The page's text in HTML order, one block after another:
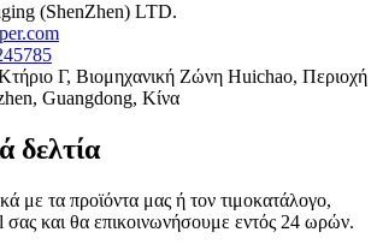
(ShenZhen) LTD.
Γ, Βιομηχανική Ζώνη Huichao, Περιοχή
Guangdong, Κίνα
δελτία
με τα προϊόντα μας ή τον τιμοκατάλογο,
και θα επικοινωνήσουμε εντός 24 ωρών.